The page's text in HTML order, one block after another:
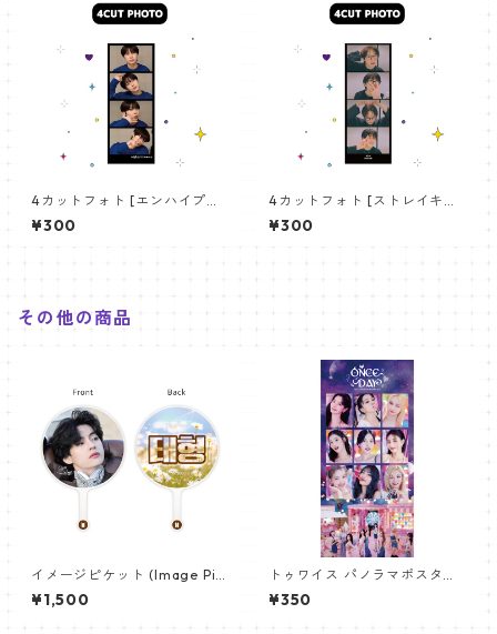
4カットフォト [エンハイプン
ソヌ-01] 4CUT PHOTO ENH
¥300
4カットフォト [ストレイキッ
ズ アイエン-01] 4CUT PHOT
O STRAYKIDS I.N 01
¥300
その他の商品
イメージピケット (Image Pic
ket) うちわ - ヴィ (V_14)
¥1,500
トゥワイス パノラマポスター
(TWICE Poster) 700*330m
m 【Twice-03】
¥350